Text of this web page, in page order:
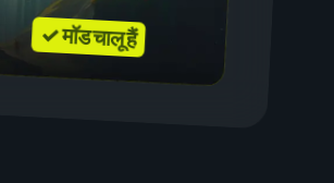
✓ मॉड चालू हैं